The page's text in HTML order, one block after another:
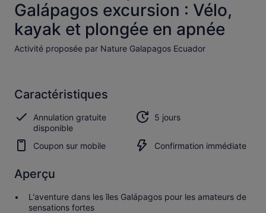
Galápagos excursion : Vélo,
kayak et plongée en apnée
Activité proposée par Nature Galapagos Ecuador
Caractéristiques
Annulation gratuite
disponible
5 jours
Coupon sur mobile Confirmation immédiate
Aperçu
L'aventure dans les îles Galápagos pour les amateurs de
sensations fortes